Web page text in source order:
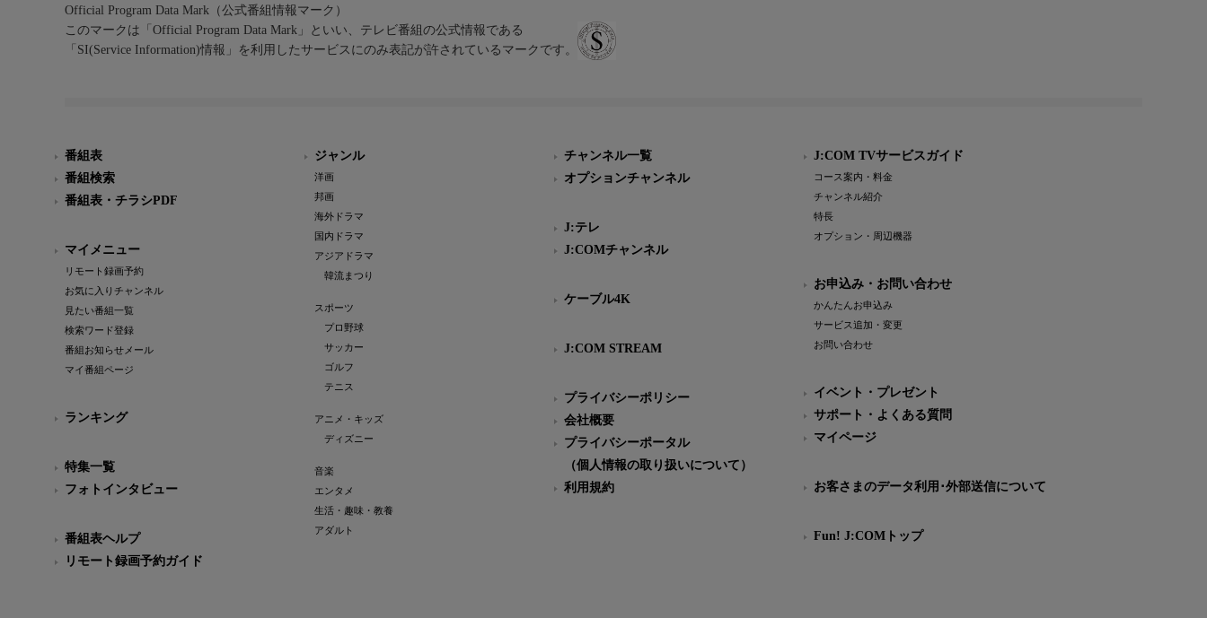
Official Program Data Mark（公式番組情報マーク）
このマークは「Official Program Data Mark」といい、テレビ番組の公式情報である
「SI(Service Information)情報」を利用したサービスにのみ表記が許されているマークです。
番組表
番組検索
番組表・チラシPDF
マイメニュー
リモート録画予約
お気に入りチャンネル
見たい番組一覧
検索ワード登録
番組お知らせメール
マイ番組ページ
ランキング
特集一覧
フォトインタビュー
番組表ヘルプ
リモート録画予約ガイド
ジャンル
洋画
邦画
海外ドラマ
国内ドラマ
アジアドラマ
韓流まつり
スポーツ
プロ野球
サッカー
ゴルフ
テニス
アニメ・キッズ
ディズニー
音楽
エンタメ
生活・趣味・教養
アダルト
チャンネル一覧
オプションチャンネル
J:テレ
J:COMチャンネル
ケーブル4K
J:COM STREAM
プライバシーポリシー
会社概要
プライバシーポータル
（個人情報の取り扱いについて）
利用規約
J:COM TVサービスガイド
コース案内・料金
チャンネル紹介
特長
オプション・周辺機器
お申込み・お問い合わせ
かんたんお申込み
サービス追加・変更
お問い合わせ
イベント・プレゼント
サポート・よくある質問
マイページ
お客さまのデータ利用･外部送信について
Fun! J:COMトップ